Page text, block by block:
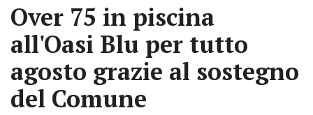
Over 75 in piscina
all'Oasi Blu per tutto
agosto grazie al sostegno
del Comune